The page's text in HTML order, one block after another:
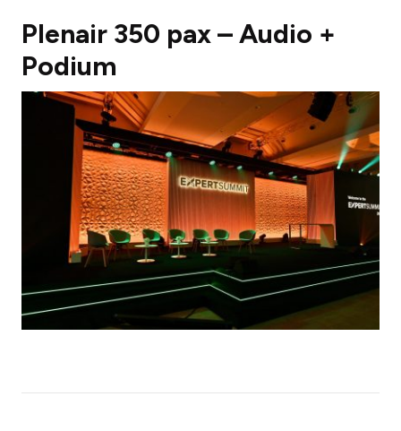
Plenair 350 pax – Audio +
Podium